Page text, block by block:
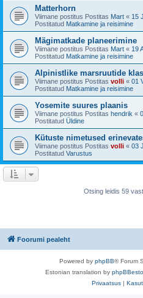
Matterhorn
Viimane postitus Postitas Mart « 15
Postitatud Matkamine ja reisimine
Mägimatkade planeerimine
Viimane postitus Postitas Mart « 19
Postitatud Matkamine ja reisimine
Alpinistlike marsruutide
Viimane postitus Postitas volli « 01
Postitatud Matkamine ja reisimine
Yosemite suures plaanis
Viimane postitus Postitas hendrik «
Postitatud Üldine
Kütuste nimetused
Viimane postitus Postitas volli « 03
Postitatud Varustus
Otsing leidis 59
Foorumi pealeht
Powered by phpBB® Forum
Estonian translation by
Privaatsus |